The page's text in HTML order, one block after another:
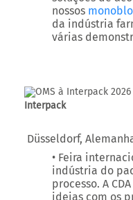
Düsseldorf,
processo. A
ideias com os
apresentar
capsulagem e
diversos